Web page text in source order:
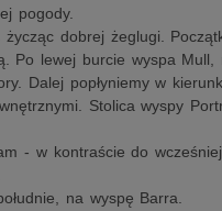
pogody.
dobrej żeglugi.
Po lewej burcie wyspa Mull,
Dalej popłyniemy w
Stolica wyspy
- w kontraście do
na wyspę Barra.